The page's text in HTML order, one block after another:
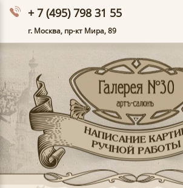
+ 7 (495) 798 31 55
г. Москва, пр-кт Мира, 89